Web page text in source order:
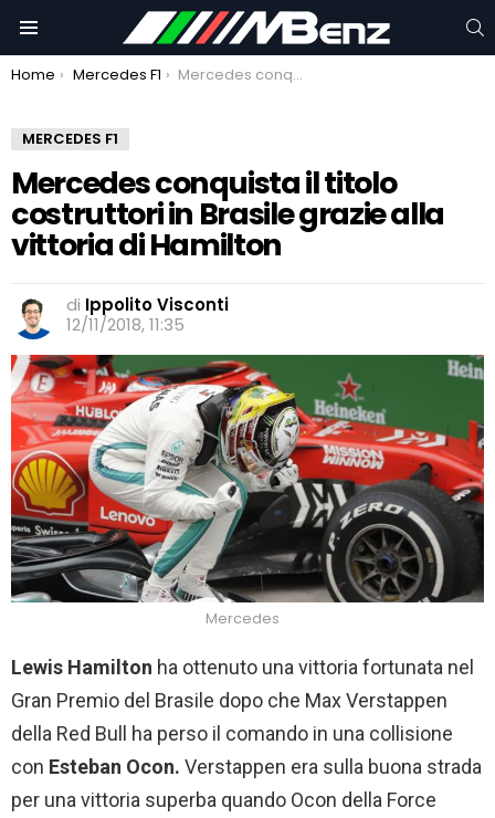
You are here:
Home Mercedes F1 Mercedes conquista il titolo costruttori in Brasile grazie alla vittoria di Hamilton
MERCEDES F1
Mercedes conquista il titolo
costruttori in Brasile grazie alla
vittoria di Hamilton
di Ippolito Visconti
12/11/2018, 11:35
Mercedes
Lewis Hamilton ha ottenuto una vittoria fortunata nel
Gran Premio del Brasile dopo che Max Verstappen
della Red Bull ha perso il comando in una collisione
con Esteban Ocon. Verstappen era sulla buona strada
per una vittoria superba quando Ocon della Force